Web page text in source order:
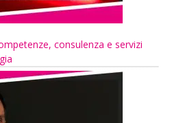
consulenza e servizi